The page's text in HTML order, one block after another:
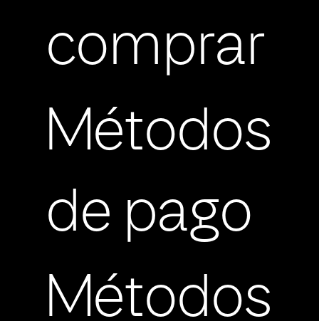
comprar
Métodos
de pago
Métodos